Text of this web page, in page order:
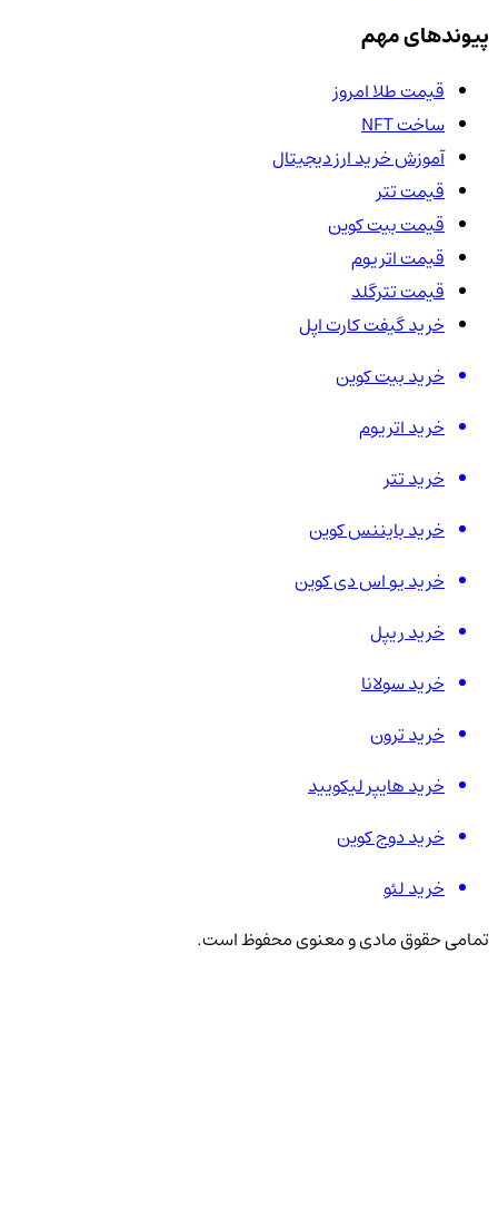
پیوندهای مهم
قیمت طلا امروز
ساخت NFT
آموزش خرید ارز دیجیتال
قیمت تتر
قیمت بیت کوین
قیمت اتریوم
قیمت تترگلد
خرید گیفت کارت اپل
خرید بیت کوین
خرید اتریوم
خرید تتر
خرید بایننس کوین
خرید یو اس دی کوین
خرید ریپل
خرید سولانا
خرید ترون
خرید هایپر لیکویید
خرید دوج کوین
خرید لئو
تمامی حقوق مادی و معنوی محفوظ است.